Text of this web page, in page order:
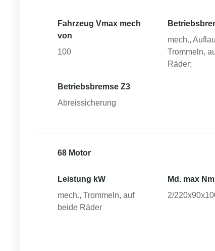
Fahrzeug Vmax mech
von
100
mech.,
Trommeln,
Räder;
Betriebsbremse Z3
Abreissicherung
68 Motor
Leistung kW
mech., Trommeln, auf
beide Räder
Md. max Nm
2/